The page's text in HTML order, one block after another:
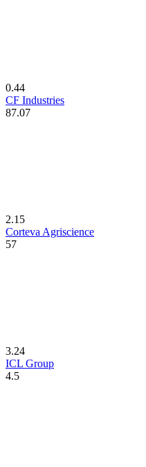
0.44
CF Industries
87.07
2.15
Corteva Agriscience
57
3.24
ICL Group
4.5